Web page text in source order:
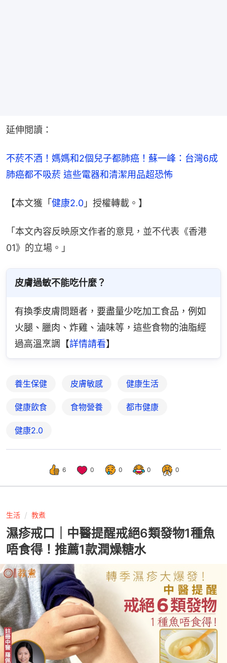
延伸閲讀：
不菸不酒！媽媽和2個兒子都肺癌！蘇一峰：台灣6成
肺癌都不吸菸 這些電器和清潔用品超恐怖
【本文獲「健康2.0 」授權轉載。】
「本文內容反映原文作者的意見，並不代表《香港
01》的立場。」
皮膚過敏不能吃什麼？
有換季皮膚問題者，要盡量少吃加工食品，例如
火腿、臘肉、炸雞、滷味等，這些食物的油脂經
過高溫烹調【詳情請看】
養生保健 皮膚敏感 健康生活
健康飲食 食物營養 都市健康
健康2.0
6 0 0 0 0
生活 教煮
濕疹戒口｜中醫提醒戒絕6類發物1種魚
唔食得！推薦1款潤燥糖水